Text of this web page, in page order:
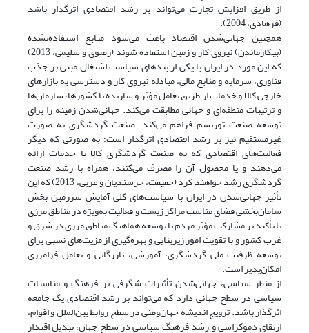
از طریق افزایش تجارت می‌تواند بر رشد اقتصادی اثرگذار باشد
(فرهادی، 2004).
همچنین جهانی‌شدن اقتصاد باعث می‌شود منابع استفاده‌نشده
(بیکار‌ماندن) نیروی کار و زمین استفاده شوند (رضوی و سلیمی، 2013)
که این مورد در ایران با یکی از بندهای سیاست اشتغال مبنی بر جذب
فناوری، سرمایه و منابع مالی، مبادله نیروی کار و دسترسی به بازارهای
خارجی کالا و خدمات از طریق تعامل مؤثر و سازنده با کشورها، سازمان‌ها
و ترتیبات منطقه‌ای و جهانی مطابقت می‌کند. جهانی‌شدن زمینه را برای
توسعه صنعت توریسم فراهم می‌کند. صنعت گردشگری به صورت
غیرمستقیم نیز بر رشد اقتصادی اثرگذار است؛ به صورتی که دیگر
فعالیت‌های اقتصادی که به صنعت گردشگری کالا یا خدمات ارائه
می‌دهند و یا محصول آن را مصرف می‌کنند، همراه با رشد صنعت
گردشگری رشد خواهند کرد (حقیقت، خرسندیان و عربی، 2013) که این
تأثیر جهانی‌شدن در ایران با سیاست‌های کلی آمایش سرزمین بخش
سامان‌بخشی فضای مناسب مراکز زیست و فعالیت به‌ویژه در مناطق مرزی
با تأکید بر مشارکت مؤثر مردم با توسعه هماهنگ مناطق مرزی در شرق و
غرب کشور و با تقویت امور زیربنایی و بهره‌گیری از مزیت‌های نسبی برای
توسعه ظرفیت ملی گردشگری، آموزشی، بازرگانی و تعامل فرامرزی
امکان‌پذیر است.
از منظر سیاسی، جهانی‌شدن تأثیرات شگرفی بر فرهنگ و مناسبات
سیاسی در سطح جهانی دارد که می‌تواند بر رشد اقتصادی یک جامعه
اثرگذار باشد. ترویج اندیشه جهان‌وطنی در سطح روابط بین‌الملل و اقوام،
ارتقای دموکراسی و رشد فرهنگ سیاسی در سطح جهان، تبدیل اقتدار